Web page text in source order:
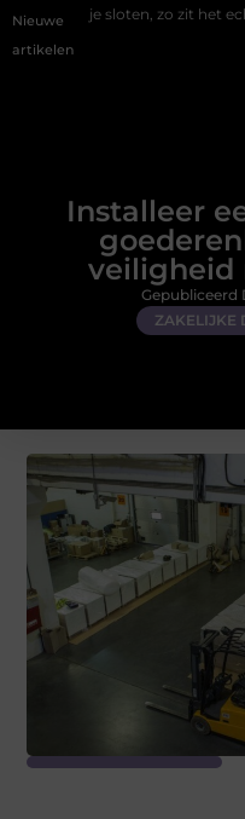
Nieuwe
artikelen
zo zit het echt Een
Installeer
veiligheid
ZAKELIJKE
Gepubliceerd